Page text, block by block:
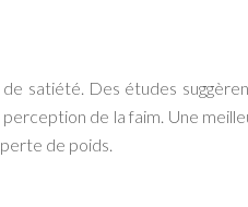
satiété. Des études
de la faim. Une
de poids.